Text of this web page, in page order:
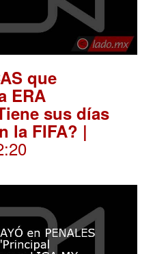
que
ERA
sus días
la FIFA? |